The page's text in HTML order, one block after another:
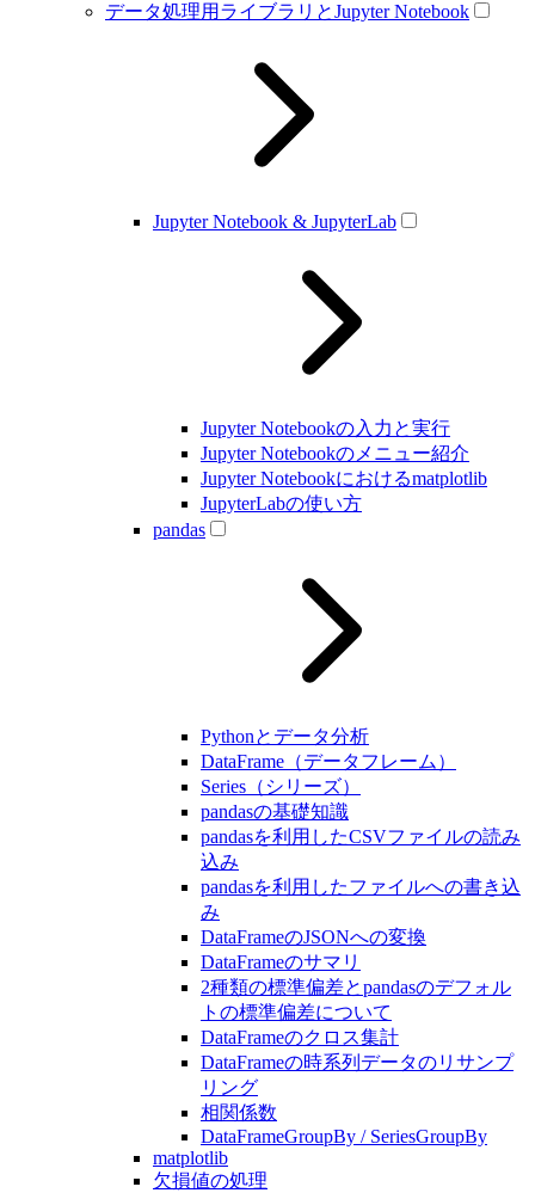
データ処理用ライブラリとJupyter Notebook
Jupyter Notebook & JupyterLab
Jupyter Notebookの入力と実行
Jupyter Notebookのメニュー紹介
Jupyter Notebookにおけるmatplotlib
JupyterLabの使い方
pandas
Pythonとデータ分析
DataFrame（データフレーム）
Series（シリーズ）
pandasの基礎知識
pandasを利用したCSVファイルの読み
込み
pandasを利用したファイルへの書き込
み
DataFrameのJSONへの変換
DataFrameのサマリ
2種類の標準偏差とpandasのデフォル
トの標準偏差について
DataFrameのクロス集計
DataFrameの時系列データのリサンプ
リング
相関係数
DataFrameGroupBy / SeriesGroupBy
matplotlib
欠損値の処理